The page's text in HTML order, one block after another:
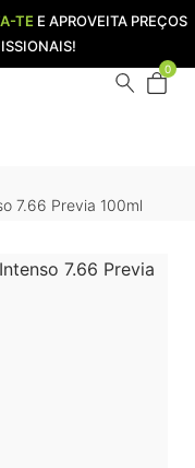
TE E APROVEITA PREÇOS
0
7.66 Previa 100ml